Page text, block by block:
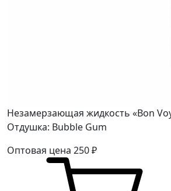
Незамерзающая жидкость «Bon
Отдушка: Bubble Gum
Оптовая цена 250₽